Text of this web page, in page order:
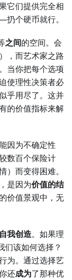
它们提供完全相
个硬币就行。
之间的空间。会
，而艺术家之路
当你把每个选项
使理性决策者必
乎用尽了。这并
的价值指标来解
因为不确定性
数百个保险计
而变得困难。
是因为价值的结
价值景观中，无
我创造。如果理
们该如何选择？
为。通过选择艺
还成为了那种优